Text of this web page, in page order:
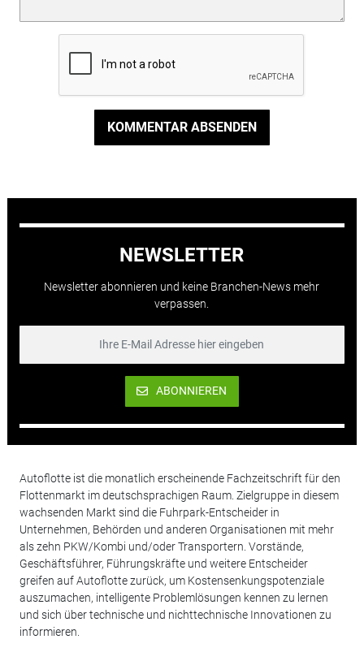
KOMMENTAR ABSENDEN
NEWSLETTER
Newsletter abonnieren und keine Branchen-News mehr
verpassen.
ABONNIEREN
Autoflotte ist die monatlich erscheinende Fachzeitschrift für den
Flottenmarkt im deutschsprachigen Raum. Zielgruppe in diesem
wachsenden Markt sind die Fuhrpark-Entscheider in
Unternehmen, Behörden und anderen Organisationen mit mehr
als zehn PKW/Kombi und/oder Transportern. Vorstände,
Geschäftsführer, Führungskräfte und weitere Entscheider
greifen auf Autoflotte zurück, um Kostensenkungspotenziale
auszumachen, intelligente Problemlösungen kennen zu lernen
und sich über technische und nichttechnische Innovationen zu
informieren.